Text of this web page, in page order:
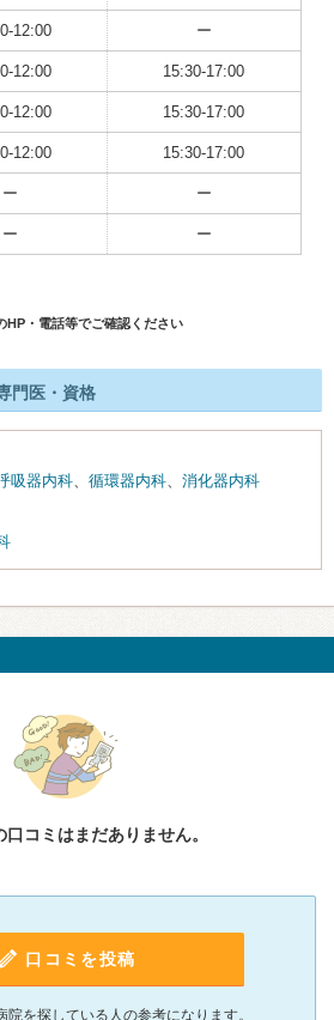
12:00 ー
12:00 15:30-17:00
12:00 15:30-17:00
12:00 15:30-17:00
ー ー
ー ー
HP・電話等でご確認ください
門医・資格
吸器内科、 循環器内科、 消化器内科
口コミはまだありません。
口コミを投稿
院を探している人の参考になります。